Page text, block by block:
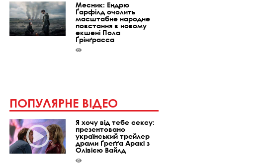
Месник: Ендрю
Ґарфілд очолить
масштабне народне
повстання в новому
екшені Пола
Ґрінґрасса
ПОПУЛЯРНЕ ВІДЕО
Я хочу від тебе сексу:
презентовано
український трейлер
драми Ґреґґа Аракі з
Олівією Вайлд